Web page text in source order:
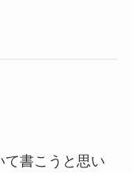
て書こうと思い